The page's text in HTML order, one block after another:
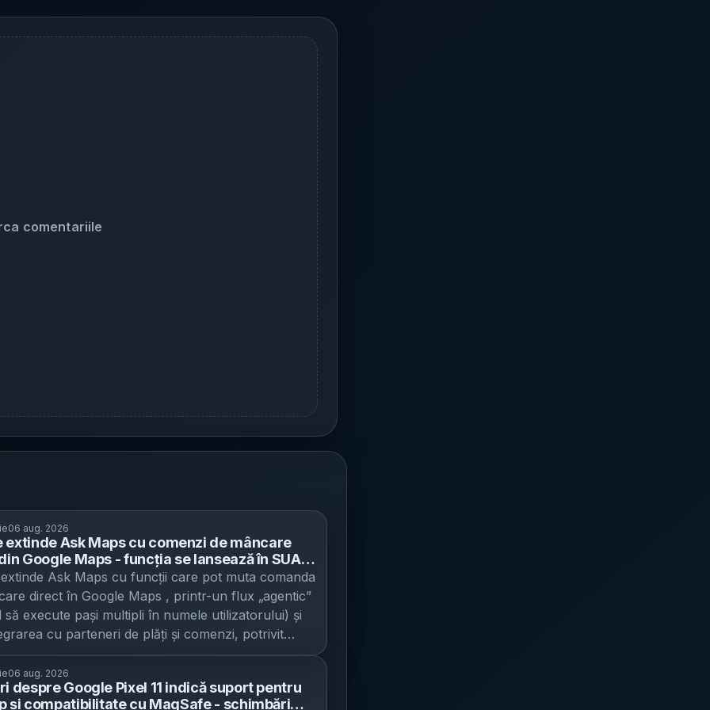
comentariile
06 aug. 2026
extinde Ask Maps cu comenzi de mâncare
Google Maps - funcția se lansează în SUA
și Toast, iar Uber Eats „în curând”
Ask Maps cu funcții care pot muta comanda
direct în Google Maps , printr-un flux „agentic”
să execute pași multipli în numele utilizatorului) și
cu parteneri de plăți și comenzi, potrivit
. Miza operațională este că Maps nu mai
un instrument de căutare și navigație, ci
să devină un punct de finalizare a tranzacției – de
06 aug. 2026
despre Google Pixel 11 indică suport pentru
și compatibilitate cu MagSafe - schimbări